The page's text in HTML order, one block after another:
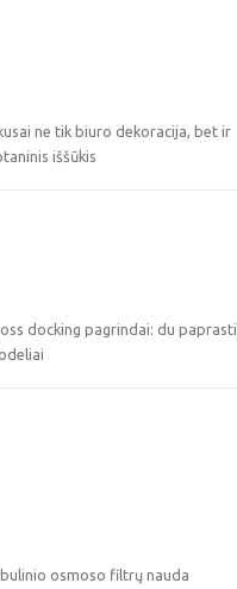
ne tik biuro dekoracija, bet ir
iššūkis
docking pagrindai: du paprasti
osmoso filtrų nauda